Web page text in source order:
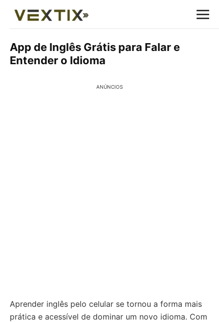
App de Inglês Grátis para Falar e
Entender o Idioma
ANÚNCIOS
Aprender inglês pelo celular se tornou a forma mais
prática e acessível de dominar um novo idioma. Com